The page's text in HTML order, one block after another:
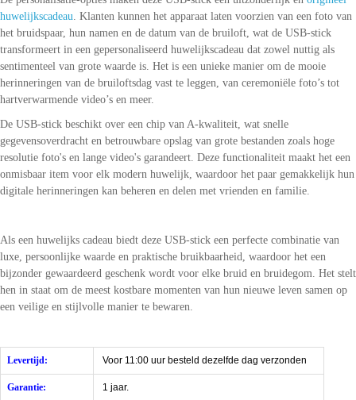
huwelijkscadeau. Klanten kunnen het apparaat laten voorzien van een foto van
het bruidspaar, hun namen en de datum van de bruiloft, wat de USB-stick
transformeert in een gepersonaliseerd huwelijkscadeau dat zowel nuttig als
sentimenteel van grote waarde is. Het is een unieke manier om de mooie
herinneringen van de bruiloftsdag vast te leggen, van ceremoniële foto’s tot
hartverwarmende video’s en meer.
De USB-stick beschikt over een chip van A-kwaliteit, wat snelle
gegevensoverdracht en betrouwbare opslag van grote bestanden zoals hoge
resolutie foto's en lange video's garandeert. Deze functionaliteit maakt het een
onmisbaar item voor elk modern huwelijk, waardoor het paar gemakkelijk hun
digitale herinneringen kan beheren en delen met vrienden en familie.
Als een huwelijks cadeau biedt deze USB-stick een perfecte combinatie van
luxe, persoonlijke waarde en praktische bruikbaarheid, waardoor het een
bijzonder gewaardeerd geschenk wordt voor elke bruid en bruidegom. Het stelt
hen in staat om de meest kostbare momenten van hun nieuwe leven samen op
een veilige en stijlvolle manier te bewaren.
Levertijd: Voor 11:00 uur besteld dezelfde dag verzonden
Garantie: 1 jaar.